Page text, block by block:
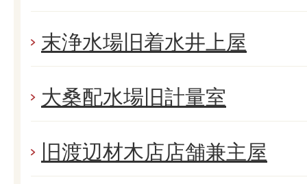
末浄水場旧着水井上屋
大桑配水場旧計量室
旧渡辺材木店店舗兼主屋